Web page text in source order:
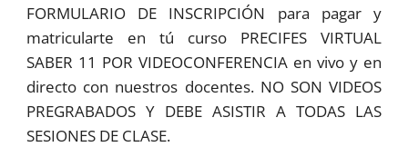
FORMULARIO DE INSCRIPCIÓN para pagar y
matricularte en tú curso PRECIFES VIRTUAL
SABER 11 POR VIDEOCONFERENCIA en vivo y en
directo con nuestros docentes. NO SON VIDEOS
PREGRABADOS Y DEBE ASISTIR A TODAS LAS
SESIONES DE CLASE.